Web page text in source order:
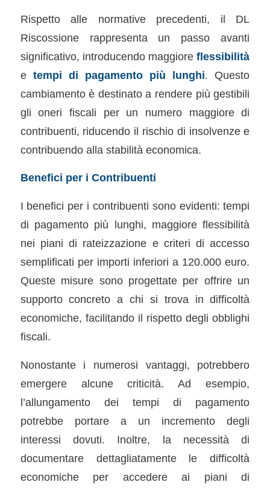
Rispetto alle normative precedenti, il DL
Riscossione rappresenta un passo avanti
significativo, introducendo maggioreflessibilità
e tempi di pagamento più lunghi. Questo
cambiamento è destinato a rendere più gestibili
gli oneri fiscali per un numero maggiore di
contribuenti, riducendo il rischio di insolvenze e
contribuendo alla stabilità economica.
Benefici per i Contribuenti
I benefici per i contribuenti sono evidenti: tempi
di pagamento più lunghi, maggiore flessibilità
nei piani di rateizzazione e criteri di accesso
semplificati per importi inferiori a 120.000 euro.
Queste misure sono progettate per offrire un
supporto concreto a chi si trova in difficoltà
economiche, facilitando il rispetto degli obblighi
fiscali.
Nonostante i numerosi vantaggi, potrebbero
emergere alcune criticità. Ad esempio,
l’allungamento dei tempi di pagamento
potrebbe portare a un incremento degli
interessi dovuti. Inoltre, la necessità di
documentare dettagliatamente le difficoltà
economiche per accedere ai piani di